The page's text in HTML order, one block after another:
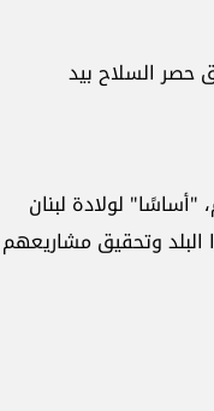
حصر السلاح بيد
"أساسًا" لولادة لبنان
البلد وتحقيق مشاريعهم